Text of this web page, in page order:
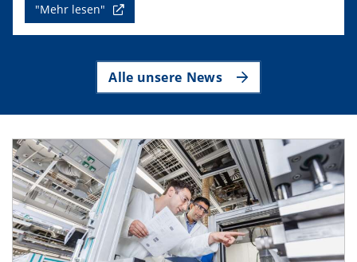
"Mehr lesen"
Alle unsere News